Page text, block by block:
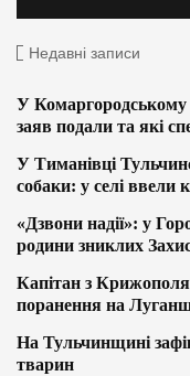
Недавні записи
У
заяв подали та які
У Тиманівці
собаки: у селі ввели
«Дзвони надії»: у
родини зниклих
Капітан з
поранення на
На Тульчинщині
тварин